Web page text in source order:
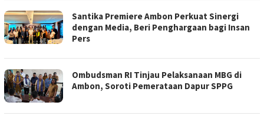
Santika Premiere Ambon Perkuat Sinergi
dengan Media, Beri Penghargaan bagi Insan
Pers
Ombudsman RI Tinjau Pelaksanaan MBG di
Ambon, Soroti Pemerataan Dapur SPPG